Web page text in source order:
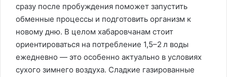
сразу после пробуждения поможет запустить
обменные процессы и подготовить организм к
новому дню. В целом хабаровчанам стоит
ориентироваться на потребление 1,5–2 л воды
ежедневно — это особенно актуально в условиях
сухого зимнего воздуха. Сладкие газированные